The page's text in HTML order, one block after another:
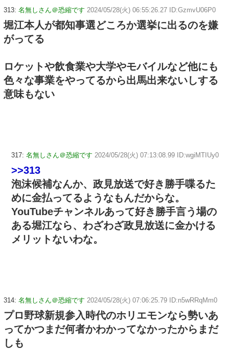
313: 名無しさん＠恐縮です 2024/05/28(火) 06:55:26.27 ID:GzmvU06P0
堀江本人が都知事選どころか選挙に出るのを嫌
がってる
ロケットや飲食業や大学やモバイルなど他にも
色々な事業をやってるから出馬出来ないしする
意味もない
317: 名無しさん＠恐縮です 2024/05/28(火) 07:13:08.99 ID:wgiMTIUy0
>>313
泡沫候補なんか、政見放送で好き勝手喋るた
めに金払ってるようなもんだからな。
YouTubeチャンネルあって好き勝手言う場の
ある堀江なら、わざわざ政見放送に金かける
メリットないわな。
314: 名無しさん＠恐縮です 2024/05/28(火) 07:06:25.79 ID:n5wRRqMm0
プロ野球新規参入時代のホリエモンなら勢いあ
ってかつまだ何者かわかってなかったからまだ
しも